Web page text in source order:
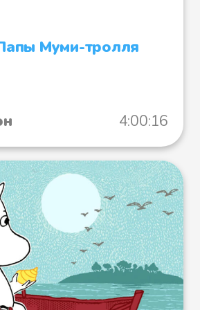
голосок из
Муми-мама
сестричка снова в
Там полно
чтобы она не
Муми-тролля
4:00:16